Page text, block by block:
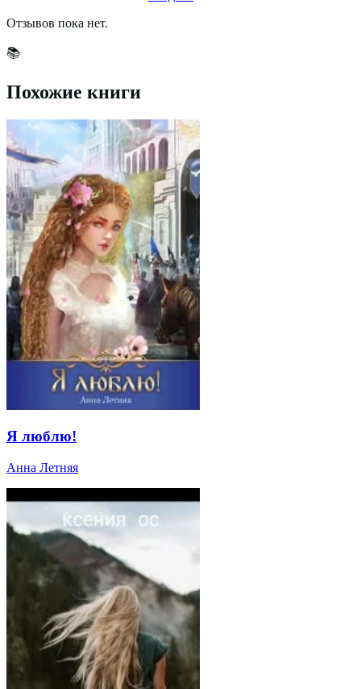
Отзывов пока нет.
📚
Похожие книги
Я люблю!
Анна Летняя